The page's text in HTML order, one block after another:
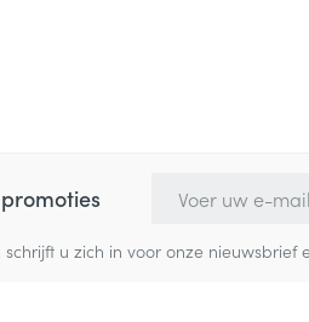
schrijft u zich in voor onze